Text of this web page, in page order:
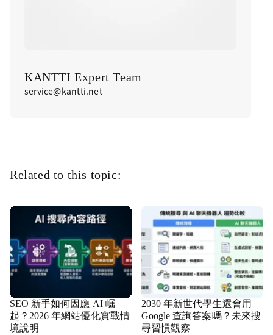
KANTTI Expert Team
service@kantti.net
Related to this topic:
SEO 新手如何因應 AI 崛
起？2026 年網站優化實戰情
境說明
2030 年新世代學生還會用
Google 查詢答案嗎？未來搜
尋習慣觀察